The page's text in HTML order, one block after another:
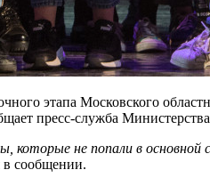
этапа Московского
пресс-служба
которые не попали в
сообщении.